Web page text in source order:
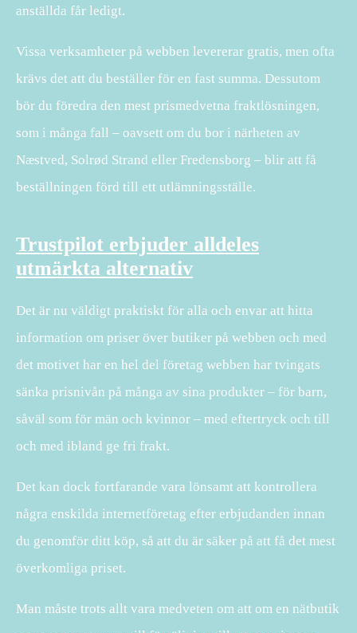
anställda får ledigt.
Vissa verksamheter på webben levererar gratis, men ofta
krävs det att du beställer för en fast summa. Dessutom
bör du föredra den mest prismedvetna fraktlösningen,
som i många fall – oavsett om du bor i närheten av
Næstved, Solrød Strand eller Fredensborg – blir att få
beställningen förd till ett utlämningsställe.
Trustpilot erbjuder alldeles
utmärkta alternativ
Det är nu väldigt praktiskt för alla och envar att hitta
information om priser över butiker på webben och med
det motivet har en hel del företag webben har tvingats
sänka prisnivån på många av sina produkter – för barn,
såväl som för män och kvinnor – med eftertryck och till
och med ibland ge fri frakt.
Det kan dock fortfarande vara lönsamt att kontrollera
några enskilda internetföretag efter erbjudanden innan
du genomför ditt köp, så att du är säker på att få det mest
överkomliga priset.
Man måste trots allt vara medveten om att om en nätbutik